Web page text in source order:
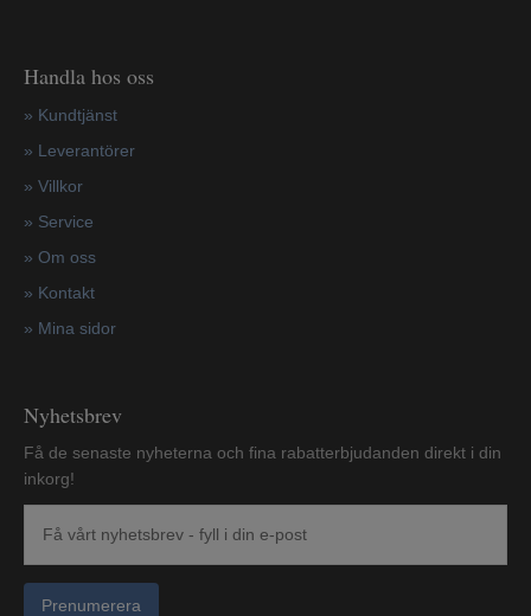
Handla hos oss
» Kundtjänst
» Leverantörer
» Villkor
» Service
» Om oss
» Kontakt
» Mina sidor
Nyhetsbrev
Få de senaste nyheterna och fina rabatterbjudanden direkt i din
inkorg!
Prenumerera